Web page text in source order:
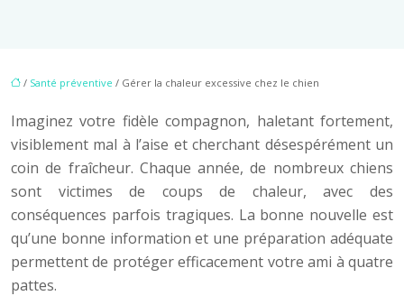
/ Santé préventive / Gérer la chaleur excessive chez le chien
Imaginez votre fidèle compagnon, haletant fortement,
visiblement mal à l’aise et cherchant désespérément un
coin de fraîcheur. Chaque année, de nombreux chiens
sont victimes de coups de chaleur, avec des
conséquences parfois tragiques. La bonne nouvelle est
qu’une bonne information et une préparation adéquate
permettent de protéger efficacement votre ami à quatre
pattes.